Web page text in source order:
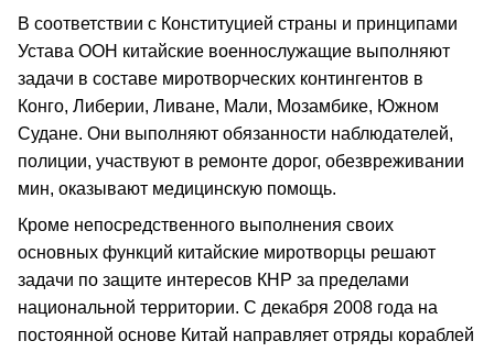
В соответствии с Конституцией страны и принципами
Устава ООН китайские военнослужащие выполняют
задачи в составе миротворческих контингентов в
Конго, Либерии, Ливане, Мали, Мозамбике, Южном
Судане. Они выполняют обязанности наблюдателей,
полиции, участвуют в ремонте дорог, обезвреживании
мин, оказывают медицинскую помощь.
Кроме непосредственного выполнения своих
основных функций китайские миротворцы решают
задачи по защите интересов КНР за пределами
национальной территории. С декабря 2008 года на
постоянной основе Китай направляет отряды кораблей